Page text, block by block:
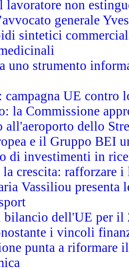
lavoratore non
generale
sintetici
uno strumento
campagna UE contro
la Commissione
all'aeroporto dello
e il Gruppo BEI
di investimenti in
la crescita: rafforzare
Vassiliou
bilancio dell'UE per il
i vincoli
punta a riformare